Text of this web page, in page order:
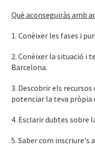
Què aconseguiràs amb
1. Conèixer les fases i
2. Conèixer la situació i
Barcelona.
3. Descobrir els
potenciar la teva pròpia
4. Esclarir dubtes sobre
5. Saber com inscriure's